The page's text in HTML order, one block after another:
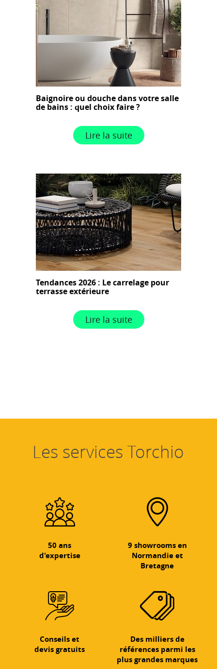
Baignoire ou douche dans votre salle
de bains : quel choix faire ?
Lire la suite
Tendances 2026 : Le carrelage pour
terrasse extérieure
Lire la suite
Les services Torchio
50 ans
d'expertise
9 showrooms en
Normandie et
Bretagne
Conseils et
devis gratuits
Des milliers de
références parmi les
plus grandes marques